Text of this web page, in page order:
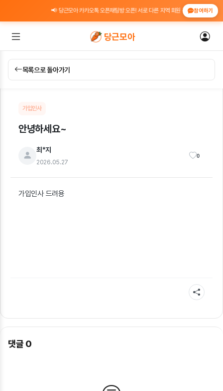
📢 당근모아 카카오톡 오픈채팅방 오픈! 서로 다른 지역 회원 간 위치 인증 도움
참여하기
당근모아
목록으로 돌아가기
가입인사
안녕하세요~
최*지
2026.05.27
0
가입인사 드려용
댓글 0